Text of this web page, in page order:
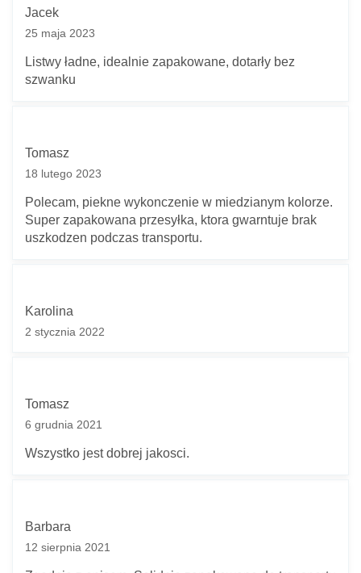
Jacek
25 maja 2023
Listwy ładne, idealnie zapakowane, dotarły bez
szwanku
Tomasz
18 lutego 2023
Polecam, piekne wykonczenie w miedzianym kolorze.
Super zapakowana przesyłka, ktora gwarntuje brak
uszkodzen podczas transportu.
Karolina
2 stycznia 2022
Tomasz
6 grudnia 2021
Wszystko jest dobrej jakosci.
Barbara
12 sierpnia 2021